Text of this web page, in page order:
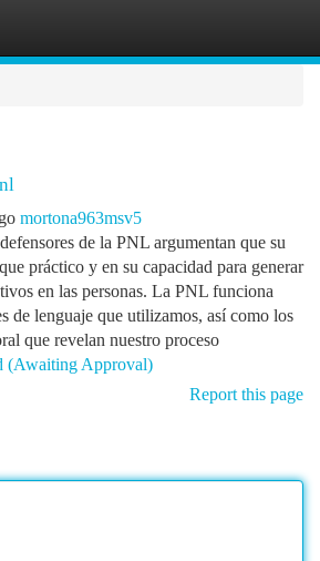
mortona963msv5
de la PNL argumentan que su
práctico y en su capacidad para generar
en las personas. La PNL funciona
de lenguaje que utilizamos, así como los
que revelan nuestro proceso
(Awaiting Approval)
Report this page